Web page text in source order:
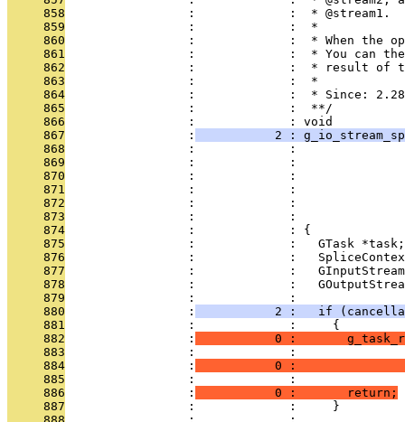
     858
                 :             :  * @stream1.
     859
                 :             :  *
     860
:             :  * When the
     861
:             :  * You can
     862
:             :  * result of
     863
                 :             :  *
     864
                 :             :  * Since: 2.28
     865
                 :             :  **/
     866
                 :             : void
     867
                 :
2 :
     868
:             :
     869
:             :
     870
:             :
     871
:             :
     872
:             :
     873
:             :
     874
                 :             : {
     875
                 :             :   GTask *task;
     876
:             :
     877
:             :
     878
:             :
     879
                 :             :
     880
                 :
2 :   if
     881
                 :             :     {
     882
                 :
0 :
     883
:             :
     884
                 :
0 :
     885
:             :
     886
                 :
           0 :       return;
     887
                 :             :     }